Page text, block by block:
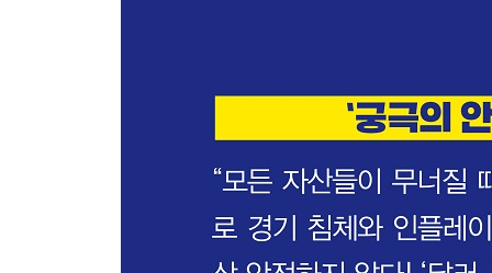
-귀금속으로서의 금
시장을 움직이는 실물 화폐, 금의 비밀
-금본위제의 탄생과 금 가격 상승의 역사
-달러 가치의 상승은 금의 악재
-주식시장과 함께 다시 반등하다